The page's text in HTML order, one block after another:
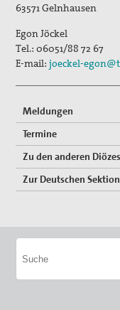
63571Gelnhausen
Egon Jöckel
Tel.:06051/88 72 67
E-mail:joeckel-
Meldungen
Termine
Zu den anderen
Zur Deutschen